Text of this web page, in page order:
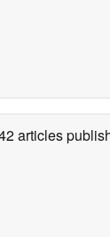
articles